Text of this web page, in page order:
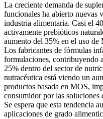
La creciente demanda de
funcionales ha abierto nuevas
industria alimentaria. Casi el
activamente prebióticos
aumento del 35% en el uso de
Los fabricantes de fórmulas
formulaciones, contribuyendo
25% dentro del sector de
nutracéutica está viendo un
productos basada en MOS,
consumidor por las soluciones
Se espera que esta tendencia
aplicaciones de grado